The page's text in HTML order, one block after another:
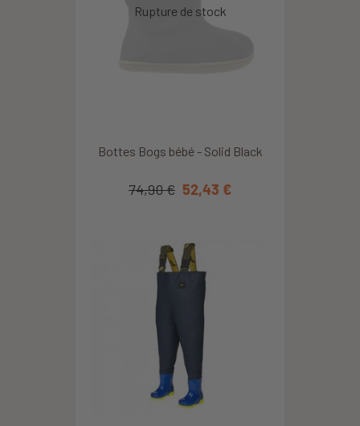
Bottes Bogs bébé - Solid Black
74,90 € 52,43 €